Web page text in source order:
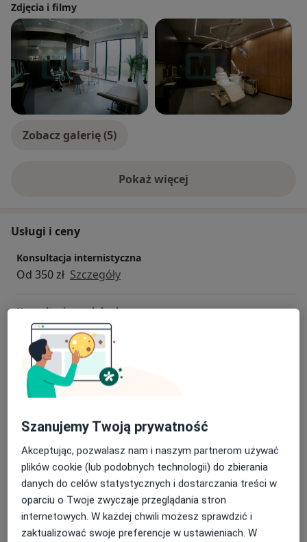
Zdjęcia i filmy
Zobacz galerię (5)
Pokaż więcejo doświadczeniu
Usługi i ceny
Konsultacja internistyczna
Od 350 zł Szczegóły
Konsultacja angiologiczna
Od 350 zł Szczegóły
E-recepta
Od 100 zł Szczegóły
Konsultacja angiologiczna + USG
Od 350 zł Szczegóły
Konsultacja ginekologiczna
Szczegóły
+ 8 usług
Szanujemy Twoją prywatność
Akceptując, pozwalasz nam i naszym partnerom używać
plików cookie (lub podobnych technologii) do zbierania
danych do celów statystycznych i dostarczania treści w
oparciu o Twoje zwyczaje przeglądania stron
internetowych. W każdej chwili możesz sprawdzić i
zaktualizować swoje preferencje w ustawieniach. W